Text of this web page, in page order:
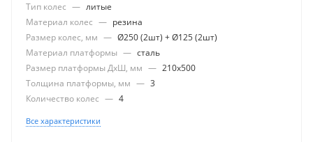
Тип колес — литые
Материал колес — резина
Размер колес, мм — Ø250 (2шт) + Ø125 (2шт)
Материал платформы — сталь
Размер платформы ДхШ, мм — 210x500
Толщина платформы, мм — 3
Количество колес — 4
Все характеристики